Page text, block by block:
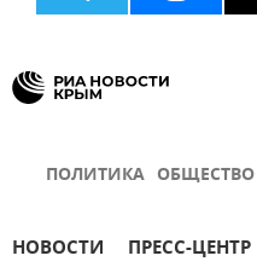
ПОЛИТИКА ОБЩЕСТВО
НОВОСТИ ПРЕСС-ЦЕНТР